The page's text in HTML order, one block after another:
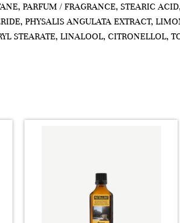
PARFUM / FRAGRANCE, STEARIC
PHYSALIS ANGULATA EXTRACT,
STEARATE, LINALOOL, CITRONELLOL,